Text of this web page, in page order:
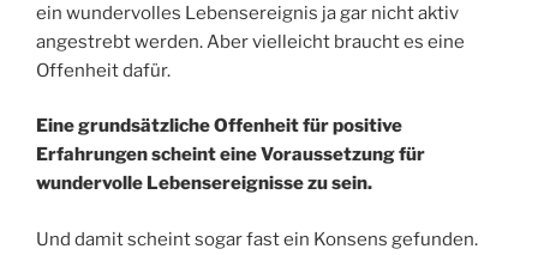
ein wundervolles Lebensereignis ja gar nicht aktiv
angestrebt werden. Aber vielleicht braucht es eine
Offenheit dafür.
Eine grundsätzliche Offenheit für positive
Erfahrungen scheint eine Voraussetzung für
wundervolle Lebensereignisse zu sein.
Und damit scheint sogar fast ein Konsens gefunden.